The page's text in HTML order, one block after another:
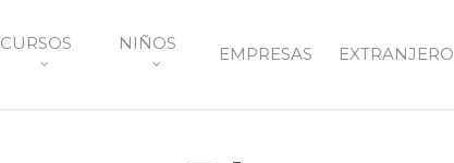
CURSOS NIÑOS
EMPRESAS EXTRANJERO